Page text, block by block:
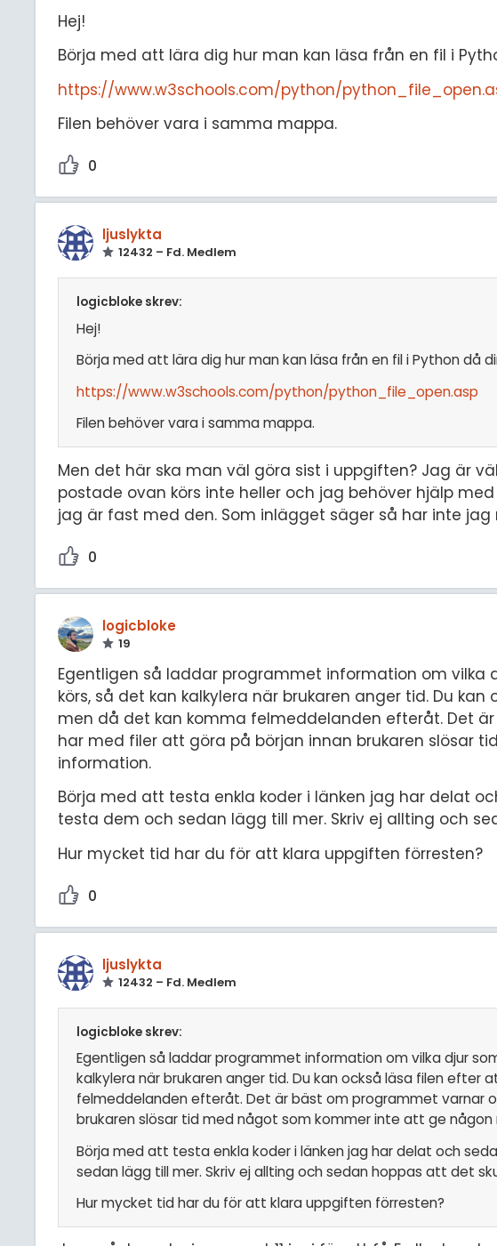
Hej!
Börja med att lära dig hur man kan läsa från en fil i
https://www.w3schools.com/python/
Filen behöver vara i samma mappa.
0
ljuslykta
12432 – Fd. Medlem
logicbloke skrev:
Hej!
Börja med att lära dig hur man kan läsa från en fil i Python då
https://www.w3schools.com/python/python_file_open.asp
Filen behöver vara i samma mappa.
Men det här ska man väl göra sist i uppgiften? Jag är
postade ovan körs inte heller och jag behöver hjälp
jag är fast med den. Som inlägget säger så har inte
0
logicbloke
19
Egentligen så laddar programmet information om
körs, så det kan kalkylera när brukaren anger tid. Du
men då det kan komma felmeddelanden efteråt. Det
har med filer att göra på början innan brukaren slösar
information.
Börja med att testa enkla koder i länken jag har delat
testa dem och sedan lägg till mer. Skriv ej allting och
Hur mycket tid har du för att klara uppgiften förresten?
0
ljuslykta
12432 – Fd. Medlem
logicbloke skrev:
Egentligen så laddar programmet information om vilka djur
kalkylera när brukaren anger tid. Du kan också läsa filen
felmeddelanden efteråt. Det är bäst om programmet varnar
brukaren slösar tid med något som kommer inte att ge
Börja med att testa enkla koder i länken jag har delat och
sedan lägg till mer. Skriv ej allting och sedan hoppas att det
Hur mycket tid har du för att klara uppgiften förresten?